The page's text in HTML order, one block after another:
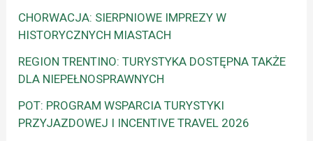
CHORWACJA: SIERPNIOWE IMPREZY W
HISTORYCZNYCH MIASTACH
REGION TRENTINO: TURYSTYKA DOSTĘPNA TAKŻE
DLA NIEPEŁNOSPRAWNYCH
POT: PROGRAM WSPARCIA TURYSTYKI
PRZYJAZDOWEJ I INCENTIVE TRAVEL 2026